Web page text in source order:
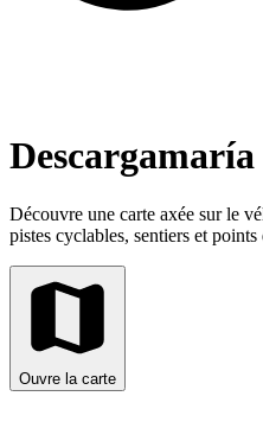
Descargamaría
Découvre une carte axée sur le
pistes cyclables, sentiers et points
Ouvre la carte